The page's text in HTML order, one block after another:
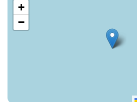
+
−